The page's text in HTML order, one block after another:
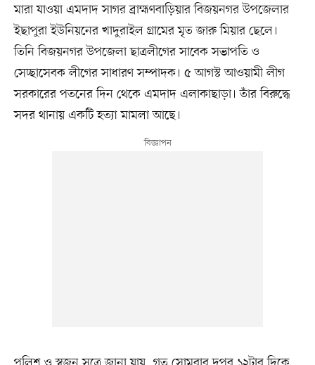
মারা যাওয়া এমদাদ সাগর ব্রাহ্মণবাড়িয়ার বিজয়নগর উপজেলার
ইছাপুরা ইউনিয়নের খাদুরাইল গ্রামের মৃত জারু মিয়ার ছেলে।
তিনি বিজয়নগর উপজেলা ছাত্রলীগের সাবেক সভাপতি ও
সেচ্ছাসেবক লীগের সাধারণ সম্পাদক। ৫ আগস্ট আওয়ামী লীগ
সরকারের পতনের দিন থেকে এমদাদ এলাকাছাড়া। তাঁর বিরুদ্ধে
সদর থানায় একটি হত্যা মামলা আছে।